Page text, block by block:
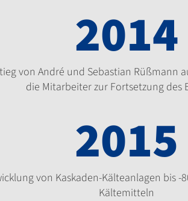
2014
von André und Sebastian Rüßmann
die Mitarbeiter zur Fortsetzung des
2015
von Kaskaden-Kälteanlagen bis -
Kältemitteln